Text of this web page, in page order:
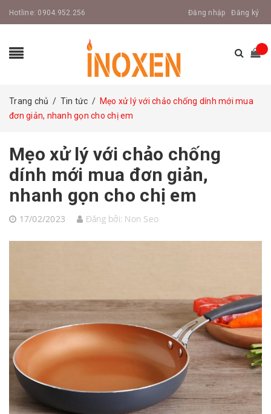
Hotline: 0904.952.256 Đăng nhập Đăng ký
Trang chủ / Tin tức / Mẹo xử lý với chảo chống dính mới mua
đơn giản, nhanh gọn cho chị em
Mẹo xử lý với chảo chống
dính mới mua đơn giản,
nhanh gọn cho chị em
17/02/2023 Đăng bởi: Non Seo